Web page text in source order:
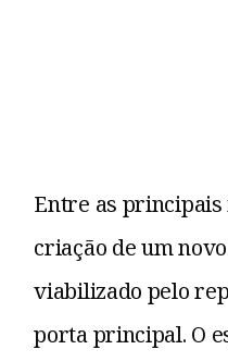
Entre as
criação de um
viabilizado pelo
porta principal. O